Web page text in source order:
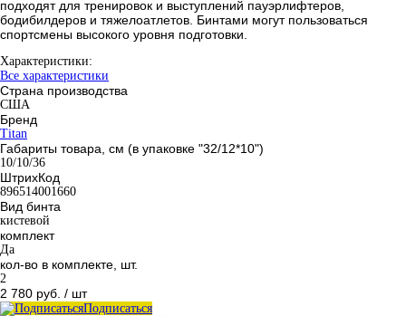
подходят для тренировок и выступлений пауэрлифтеров,
бодибилдеров и тяжелоатлетов. Бинтами могут пользоваться
спортсмены высокого уровня подготовки.
Характеристики:
Все характеристики
Страна производства
США
Бренд
Titan
Габариты товара, см (в упаковке "32/12*10")
10/10/36
ШтрихКод
896514001660
Вид бинта
кистевой
комплект
Да
кол-во в комплекте, шт.
2
2 780 руб. / шт
Подписаться